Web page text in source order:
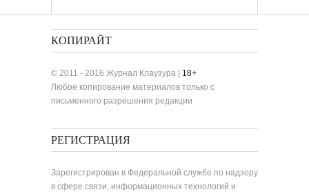
КОПИРАЙТ
© 2011 - 2016 Журнал Клаузура | 18+
Любое копирование материалов только с
письменного разрешения редакции
РЕГИСТРАЦИЯ
Зарегистрирован в Федеральной службе по надзору
в сфере связи, информационных технологий и